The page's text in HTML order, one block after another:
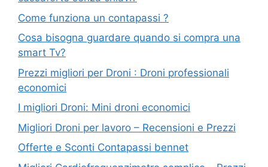
Come funziona un contapassi ?
Cosa bisogna guardare quando si compra una
smart Tv?
Prezzi migliori per Droni : Droni professionali
economici
I migliori Droni: Mini droni economici
Migliori Droni per lavoro – Recensioni e Prezzi
Offerte e Sconti Contapassi bennet